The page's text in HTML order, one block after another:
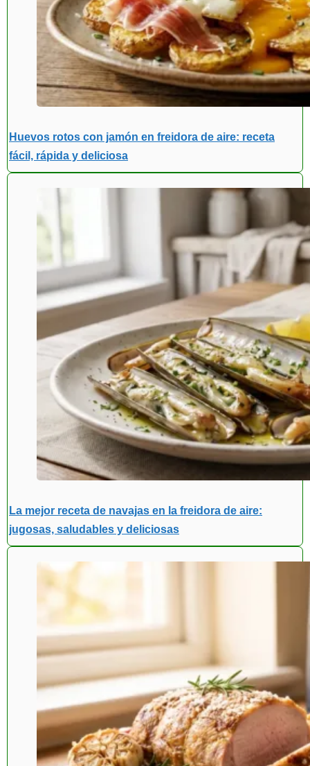
Huevos rotos con jamón en freidora de aire: receta
fácil, rápida y deliciosa
La mejor receta de navajas en la freidora de aire:
jugosas, saludables y deliciosas